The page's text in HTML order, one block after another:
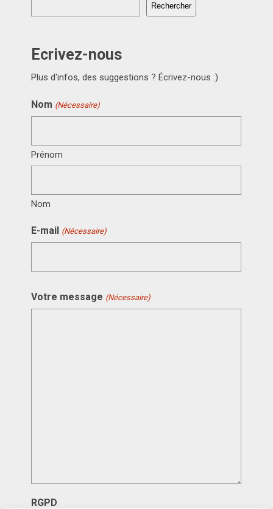
Rechercher
Ecrivez-nous
Plus d'infos, des suggestions ? Écrivez-nous :)
Nom (Nécessaire)
Prénom
Nom
E-mail (Nécessaire)
Votre message (Nécessaire)
RGPD